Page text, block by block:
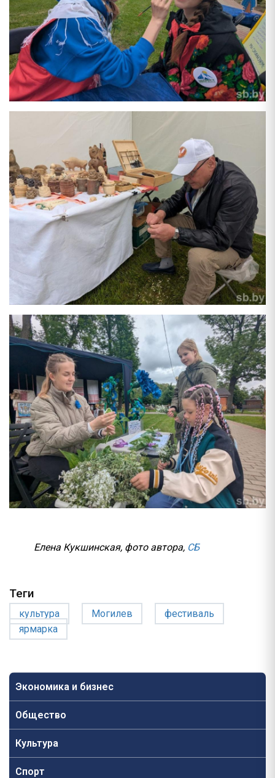
Экономика и бизнес
Общество
Культура
Спорт
Елена Кукшинская, фото автора, СБ
Теги
культура Могилев
фестиваль
ярмарка